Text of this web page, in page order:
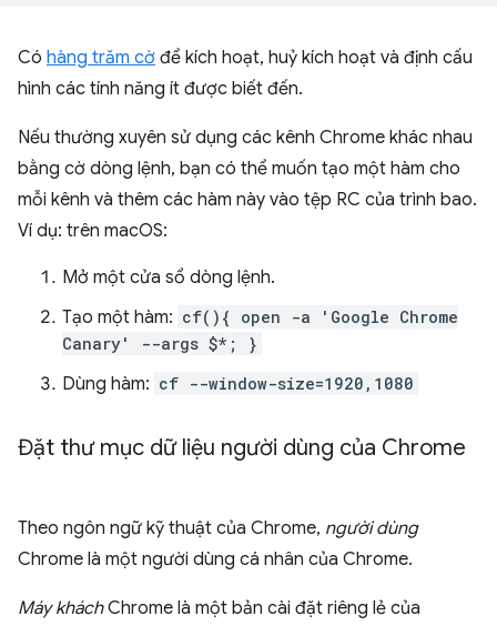
Có hàng trăm cờ để kích hoạt, huỷ kích hoạt và định cấu
hình các tính năng ít được biết đến.
Nếu thường xuyên sử dụng các kênh Chrome khác nhau
bằng cờ dòng lệnh, bạn có thể muốn tạo một hàm cho
mỗi kênh và thêm các hàm này vào tệp RC của trình bao.
Ví dụ: trên macOS:
Mở một cửa sổ dòng lệnh.
Tạo một hàm: cf(){ open -a 'Google Chrome
Canary' --args $*; }
Dùng hàm: cf --window-size=1920,1080
Đặt thư mục dữ liệu người dùng của Chrome
Theo ngôn ngữ kỹ thuật của Chrome, người dùng
Chrome là một người dùng cá nhân của Chrome.
Máy kháchChrome là một bản cài đặt riêng lẻ của